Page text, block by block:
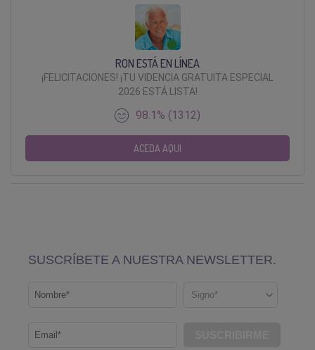
RON ESTÁ EN LÍNEA
¡FELICITACIONES! ¡TU VIDENCIA GRATUITA ESPECIAL
2026 ESTÁ LISTA!
98.1% (1312)
ACEDA AQUI